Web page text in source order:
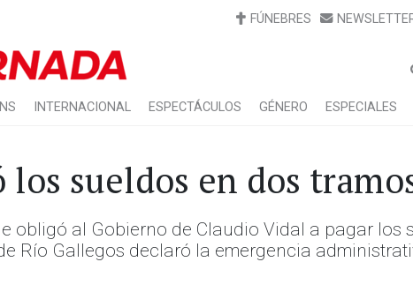
FÚNEBRES
INTERNACIONAL ESPECTÁCULOS GÉNERO ESPECIALES
sueldos en dos
obligó al Gobierno de Claudio Vidal a pagar los
Río Gallegos declaró la emergencia